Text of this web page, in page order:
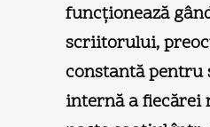
funcţionează
scriitorului,
constantă
internă a fiecărei